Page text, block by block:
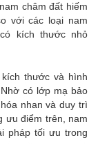
châm đất hiếm
với các loại nam
kích thước nhỏ
thước và hình
có lớp mạ bảo
nhan và duy trì
ưu điểm trên, nam
pháp tối ưu trong